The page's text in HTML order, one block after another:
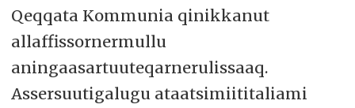
Qeqqata Kommunia qinikkanut
allaffissornermullu
aningaasartuuteqarnerulissaaq.
Assersuutigalugu ataatsimiititaliami